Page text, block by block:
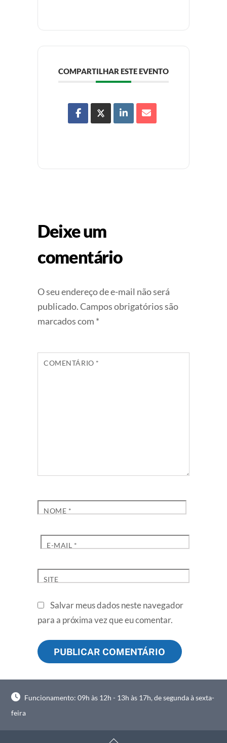
COMPARTILHAR ESTE EVENTO
Deixe um
comentário
O seu endereço de e-mail não será
publicado.Campos obrigatórios são
marcados com *
COMENTÁRIO *
NOME *
E-MAIL *
SITE
Salvar meus dados neste navegador
para a próxima vez que eu comentar.
Funcionamento: 09h às 12h - 13h às 17h, de segunda à sexta-
feira
Back